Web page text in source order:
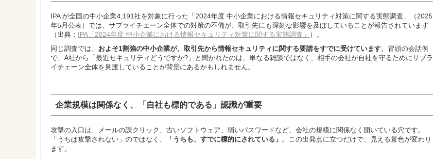
IPA が全国の中小企業4,191社を対象に行った「2024年度 中小企業における情報セキュリティ対策に関する実態調査」（2025
年5月公表）では、サプライチェーン全体での対策の不備が、取引先にも深刻な影響を及ぼしていることが報告されています
（出典： IPA「2024年度 中小企業における情報セキュリティ対策に関する実態調査」
）。
同じ調査では、 およそ1割強の中小企業が、取引先から情報セキュリティに関する要請をすでに受けています。冒頭の会話例
で、A社から「最近セキュリティどうですか?」と聞かれたのは、単なる雑談ではなく、相手の会社が自社を守るためにサプラ
イチェーン全体を見渡していることが背景にあるかもしれません。
企業規模は関係なく、「自社も標的である」認識が重要
攻撃の入口は、メールの誤クリック、古いソフトウェア、弱いパスワードなど、会社の規模に関係なく開いている穴です。
「うちは攻撃されない」のではなく、
「うちも、すでに標的にされている」 。この出発点に立つだけで、見える景色が変わり
ます。